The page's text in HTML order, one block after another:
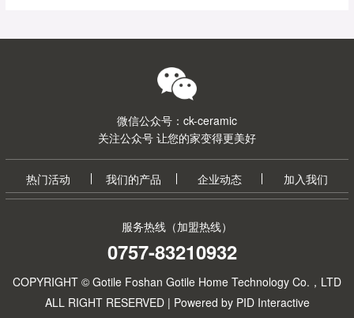
微信公众号：ck-ceramic
关注公众号 让您的家变得更美好
热门活动 我们的产品 企业动态 加入我们
服务热线（加盟热线）
0757-83210932
COPYRIGHT © Gotile Foshan Gotile Home Technology Co.，LTD
ALL RIGHT RESERVED | Powered by PID Interactive